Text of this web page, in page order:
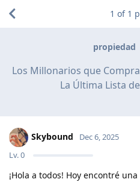
propiedad
Los Millonarios que
La Última Lista
1 of 1
Skybound
Lv.0
Dec 6, 2025
¡Hola a todos! Hoy encontré